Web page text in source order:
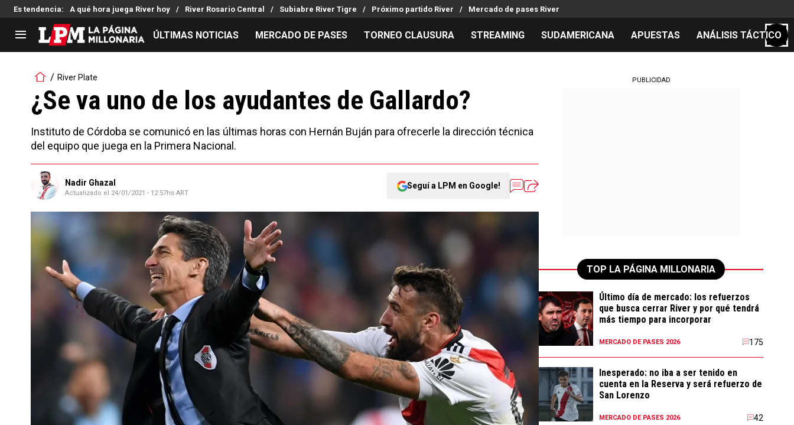
Es tendencia: A qué hora juega River hoy River Rosario Central Subiabre River Tigre Próximo partido River Mercado de pases River
LIGA PROFESIONAL
Noticias
Tabla de posiciones
Reserva
Copa Sudamericana
Copa Argentina
Mercado de Pases
Análisis tácticos
Chacho Coudet
Streaming
Entradas
Los goles de River
Pronósticos
ÚLTIMAS NOTICIAS MERCADO DE PASES TORNEO CLAUSURA STREAMING SUDAMERICANA APUESTAS ANÁLISIS TÁCTICO
River Plate
¿Se va uno de los ayudantes de Gallardo?
Instituto de Córdoba se comunicó en las últimas horas con Hernán Buján para ofrecerle la dirección técnica
del equipo que juega en la Primera Nacional.
Nadir Ghazal
Actualizado el 24/01/2021 - 12:57hs ART
Seguí a LPM en Google!
PUBLICIDAD
TOP LA PÁGINA MILLONARIA
Último día de mercado: los refuerzos
que busca cerrar River y por qué tendrá
más tiempo para incorporar
MERCADO DE PASES 2026 175
Inesperado: no iba a ser tenido en
cuenta en la Reserva y será refuerzo de
San Lorenzo
MERCADO DE PASES 2026 42